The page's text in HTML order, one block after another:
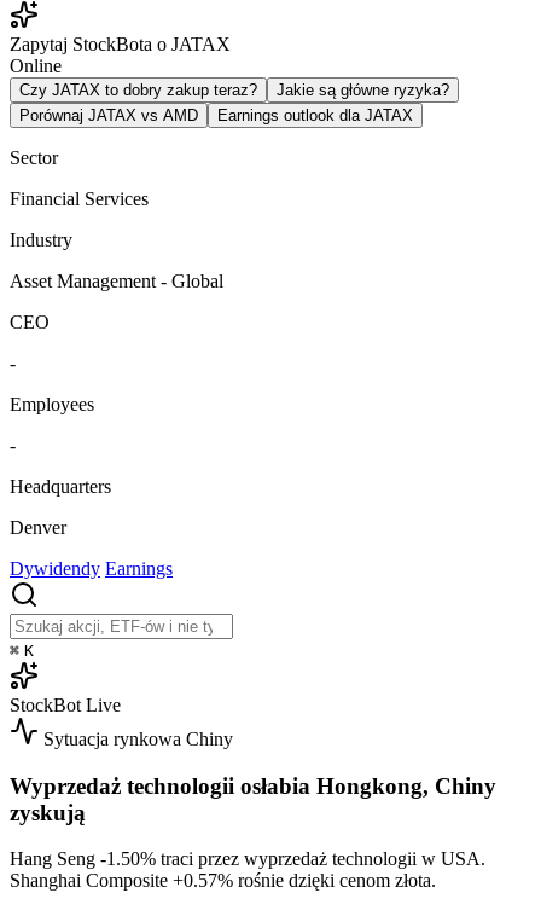
Zapytaj StockBota o JATAX
Online
Czy JATAX to dobry zakup teraz?
Jakie są główne ryzyka?
Porównaj JATAX vs AMD
Earnings outlook dla JATAX
Sector
Financial Services
Industry
Asset Management - Global
CEO
-
Employees
-
Headquarters
Denver
Dywidendy Earnings
⌘ K
StockBot Live
Sytuacja rynkowa Chiny
Wyprzedaż technologii osłabia Hongkong, Chiny
zyskują
Hang Seng -1.50% traci przez wyprzedaż technologii w USA.
Shanghai Composite +0.57% rośnie dzięki cenom złota.